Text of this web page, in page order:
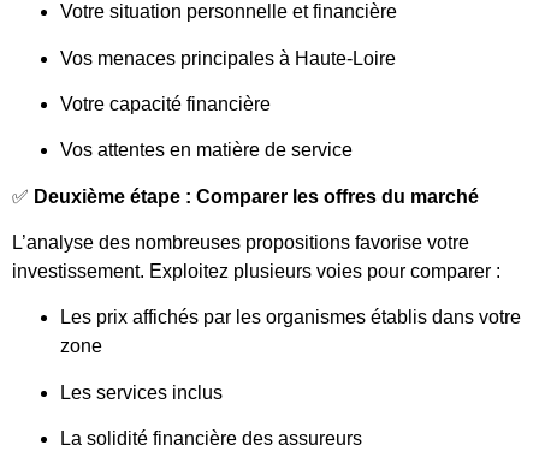
Votre situation personnelle et financière
Vos menaces principales à Haute-Loire
Votre capacité financière
Vos attentes en matière de service
✅ Deuxième étape : Comparer les offres du marché
L’analyse des nombreuses propositions favorise votre
investissement. Exploitez plusieurs voies pour comparer :
Les prix affichés par les organismes établis dans votre
zone
Les services inclus
La solidité financière des assureurs